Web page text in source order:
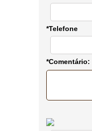
*Telefone
*Comentário: